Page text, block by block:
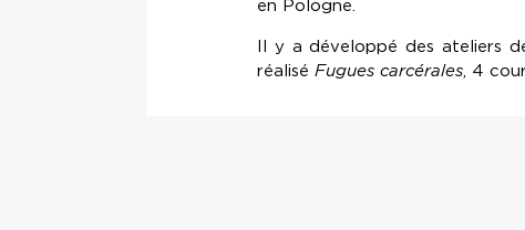
en Pologne.
Il y a développé des ateliers
réalisé Fugues carcérales, 4